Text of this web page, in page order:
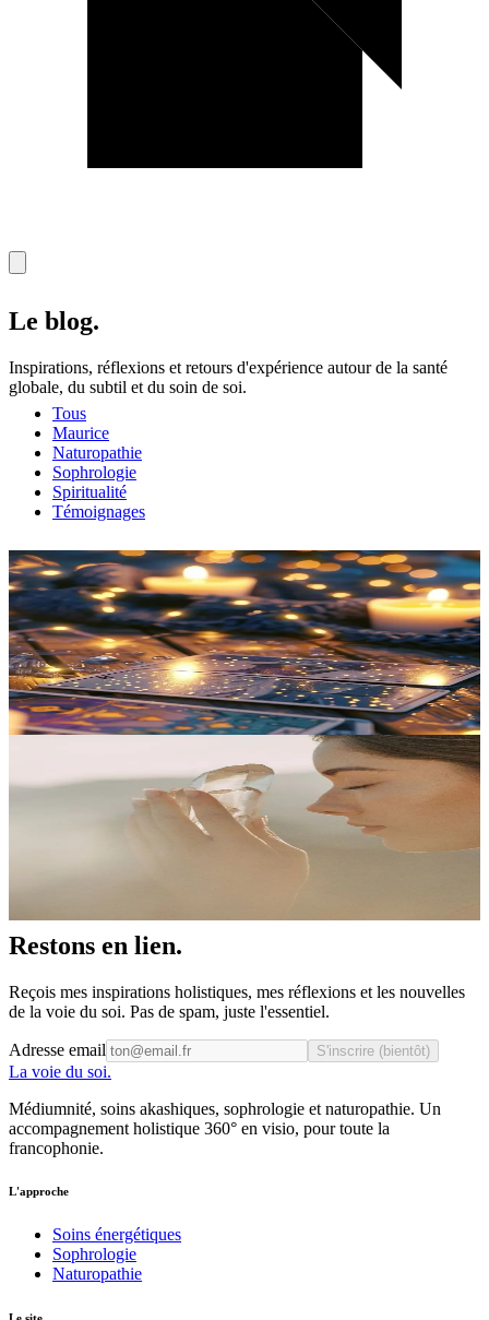
Le blog.
Inspirations, réflexions et retours d'expérience autour de la santé
globale, du subtil et du soin de soi.
Tous
Maurice
Naturopathie
Sophrologie
Spiritualité
Témoignages
Spiritualité
Mémoires akashiques : comment ça fonctionne, à
distance
Une plongée dans ce que sont les mémoires akashiques, ce qu'on y
cherche, et pourquoi la distance n'est pas un obstacle au travail.
27 avril 2026Lire→
Pourquoi je mêle médiumnité et sophrologie : une
approche complète
Comment l'ancrage du corps et l'écoute du subtil se renforcent l'un
Restons en lien.
Reçois mes inspirations holistiques, mes réflexions et les nouvelles
de la voie du soi. Pas de spam, juste l'essentiel.
Adresse email S'inscrire (bientôt)
La voie du soi.
Médiumnité, soins akashiques, sophrologie et naturopathie. Un
accompagnement holistique 360° en visio, pour toute la
francophonie.
L'approche
Soins énergétiques
Sophrologie
Naturopathie